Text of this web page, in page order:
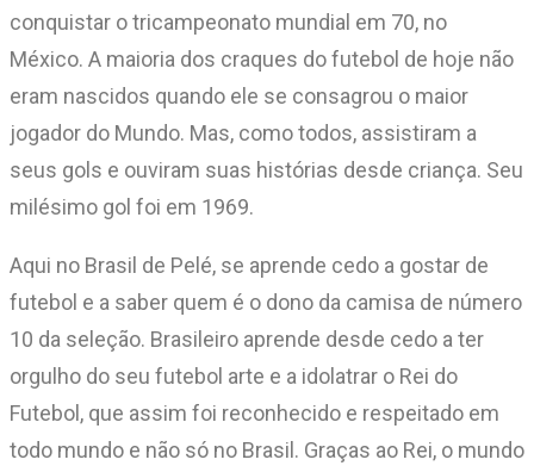
conquistar o tricampeonato mundial em 70, no
México. A maioria dos craques do futebol de hoje não
eram nascidos quando ele se consagrou o maior
jogador do Mundo. Mas, como todos, assistiram a
seus gols e ouviram suas histórias desde criança. Seu
milésimo gol foi em 1969.
Aqui no Brasil de Pelé, se aprende cedo a gostar de
futebol e a saber quem é o dono da camisa de número
10 da seleção. Brasileiro aprende desde cedo a ter
orgulho do seu futebol arte e a idolatrar o Rei do
Futebol, que assim foi reconhecido e respeitado em
todo mundo e não só no Brasil. Graças ao Rei, o mundo